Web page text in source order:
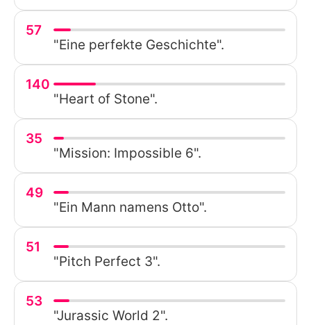
57
"Eine perfekte Geschichte".
140
"Heart of Stone".
35
"Mission: Impossible 6".
49
"Ein Mann namens Otto".
51
"Pitch Perfect 3".
53
"Jurassic World 2".